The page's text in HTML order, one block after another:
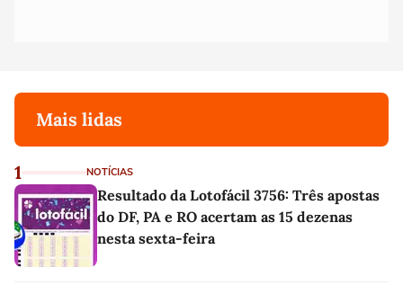
Mais lidas
1 NOTÍCIAS
Resultado da Lotofácil 3756: Três apostas
do DF, PA e RO acertam as 15 dezenas
nesta sexta-feira